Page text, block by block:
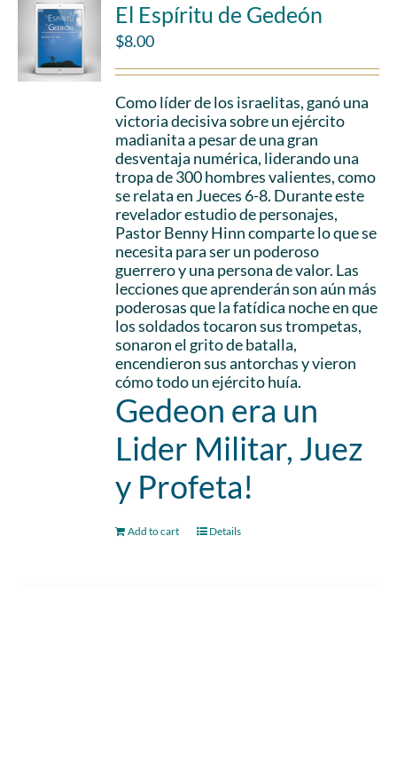
El Espíritu de Gedeón
$8.00
Como líder de los israelitas, ganó una
victoria decisiva sobre un ejército
madianita a pesar de una gran
desventaja numérica, liderando una
tropa de 300 hombres valientes, como
se relata en Jueces 6-8. Durante este
revelador estudio de personajes,
Pastor Benny Hinn comparte lo que se
necesita para ser un poderoso
guerrero y una persona de valor. Las
lecciones que aprenderán son aún más
poderosas que la fatídica noche en que
los soldados tocaron sus trompetas,
sonaron el grito de batalla,
encendieron sus antorchas y vieron
cómo todo un ejército huía.
Gedeon era un
Lider Militar, Juez
y Profeta!
Add to cart Details